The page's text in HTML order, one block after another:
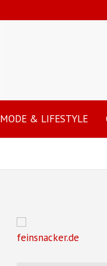
MODE & LIFESTYLE
feinsnacker.de